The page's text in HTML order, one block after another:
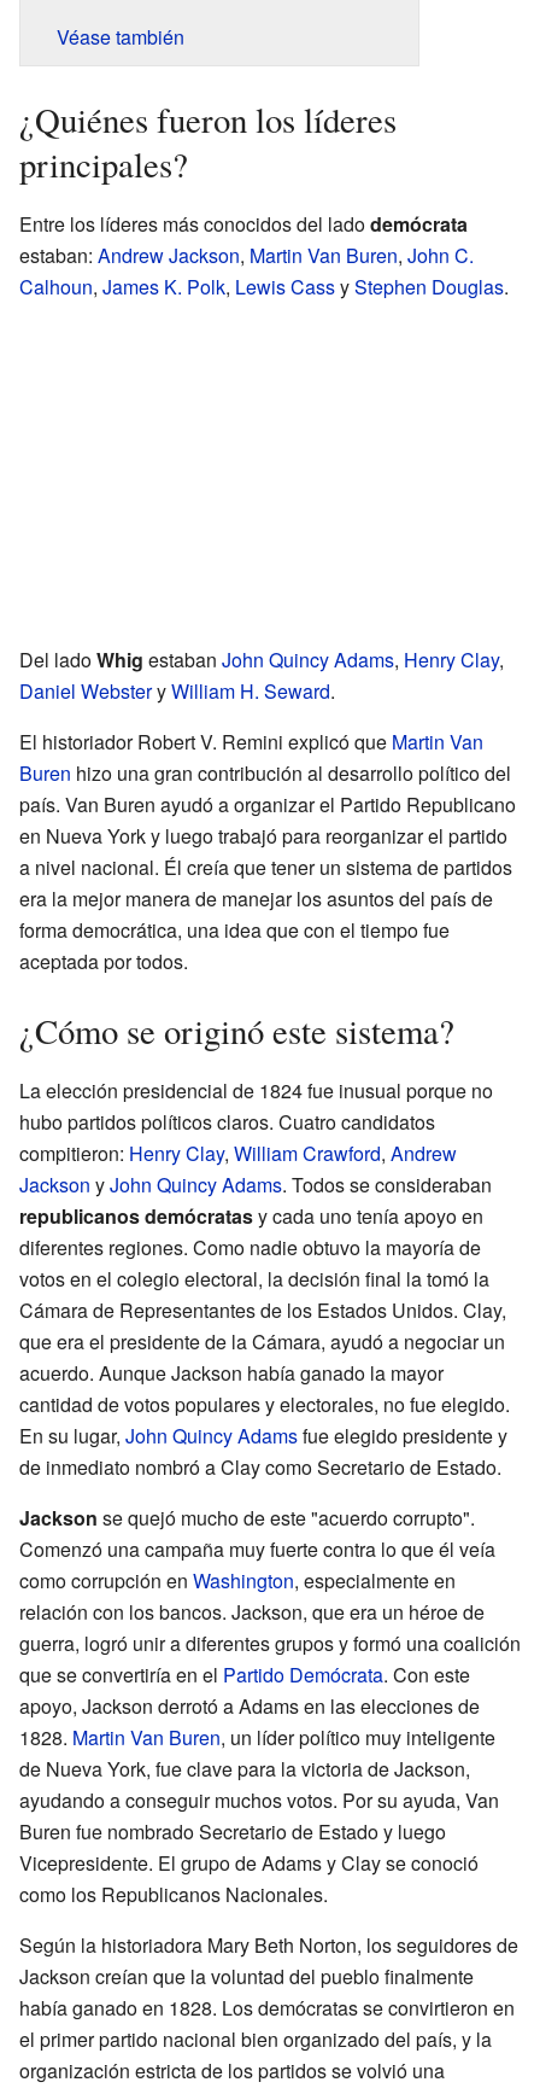
Véase también
¿Quiénes fueron los líderes
principales?
Entre los líderes más conocidos del ladodemócrata
estaban: Andrew Jackson, Martin Van Buren, John C.
Calhoun, James K. Polk, Lewis CassyStephen Douglas.
Del ladoWhig estaban John Quincy Adams, Henry Clay,
Daniel WebsteryWilliam H. Seward.
El historiador Robert V. Remini explicó que Martin Van
Buren hizo una gran contribución al desarrollo político del
país. Van Buren ayudó a organizar el Partido Republicano
en Nueva York y luego trabajó para reorganizar el partido
a nivel nacional. Él creía que tener un sistema de partidos
era la mejor manera de manejar los asuntos del país de
forma democrática, una idea que con el tiempo fue
aceptada por todos.
¿Cómo se originó este sistema?
La elección presidencial de 1824 fue inusual porque no
hubo partidos políticos claros. Cuatro candidatos
compitieron: Henry Clay, William Crawford, Andrew
Jackson yJohn Quincy Adams. Todos se consideraban
republicanos demócratasy cada uno tenía apoyo en
diferentes regiones. Como nadie obtuvo la mayoría de
votos en el colegio electoral, la decisión final la tomó la
Cámara de Representantes de los Estados Unidos. Clay,
que era el presidente de la Cámara, ayudó a negociar un
acuerdo. Aunque Jackson había ganado la mayor
cantidad de votos populares y electorales, no fue elegido.
En su lugar, John Quincy Adamsfue elegido presidente y
de inmediato nombró a Clay como Secretario de Estado.
Jackson se quejó mucho de este "acuerdo corrupto".
Comenzó una campaña muy fuerte contra lo que él veía
como corrupción en Washington, especialmente en
relación con los bancos. Jackson, que era un héroe de
guerra, logró unir a diferentes grupos y formó una coalición
que se convertiría en el Partido Demócrata. Con este
apoyo, Jackson derrotó a Adams en las elecciones de
1828. Martin Van Buren, un líder político muy inteligente
de Nueva York, fue clave para la victoria de Jackson,
ayudando a conseguir muchos votos. Por su ayuda, Van
Buren fue nombrado Secretario de Estado y luego
Vicepresidente. El grupo de Adams y Clay se conoció
como los Republicanos Nacionales.
Según la historiadora Mary Beth Norton, los seguidores de
Jackson creían que la voluntad del pueblo finalmente
había ganado en 1828. Los demócratas se convirtieron en
el primer partido nacional bien organizado del país, y la
organización estricta de los partidos se volvió una